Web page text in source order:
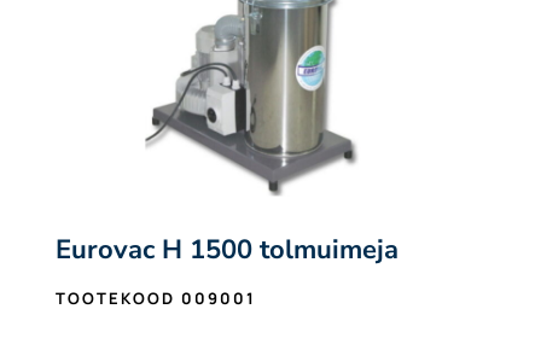
Eurovac H 1500 tolmuimeja
TOOTEKOOD 009001